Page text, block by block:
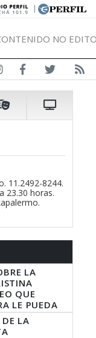
|
NO
11.2492-8244.
23.30 horas.
LA
QUE
LE PUEDA
LO QUE
LA